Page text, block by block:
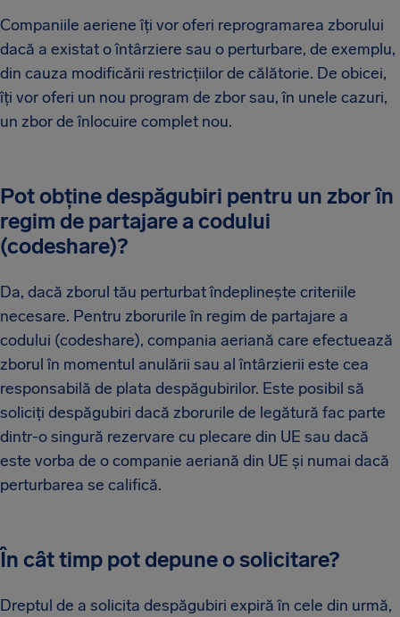
Companiile aeriene îți vor oferi reprogramarea zborului
dacă a existat o întârziere sau o perturbare, de exemplu,
din cauza modificării restricțiilor de călătorie. De obicei,
îți vor oferi un nou program de zbor sau, în unele cazuri,
un zbor de înlocuire complet nou.
Pot obține despăgubiri pentru un zbor în
regim de partajare a codului
(codeshare)?
Da, dacă zborul tău perturbat îndeplinește criteriile
necesare. Pentru zborurile în regim de partajare a
codului (codeshare), compania aeriană care efectuează
zborul în momentul anulării sau al întârzierii este cea
responsabilă de plata despăgubirilor. Este posibil să
soliciți despăgubiri dacă zborurile de legătură fac parte
dintr-o singură rezervare cu plecare din UE sau dacă
este vorba de o companie aeriană din UE și numai dacă
perturbarea se califică.
În cât timp pot depune o solicitare?
Dreptul de a solicita despăgubiri expiră în cele din urmă,